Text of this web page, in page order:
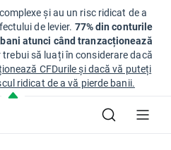
și au un risc ridicat de a
de levier. 77% din conturile
atunci când tranzacționează
trebui să luați în considerare dacă
CFDurile și dacă vă puteți
ridicat de a vă pierde banii.